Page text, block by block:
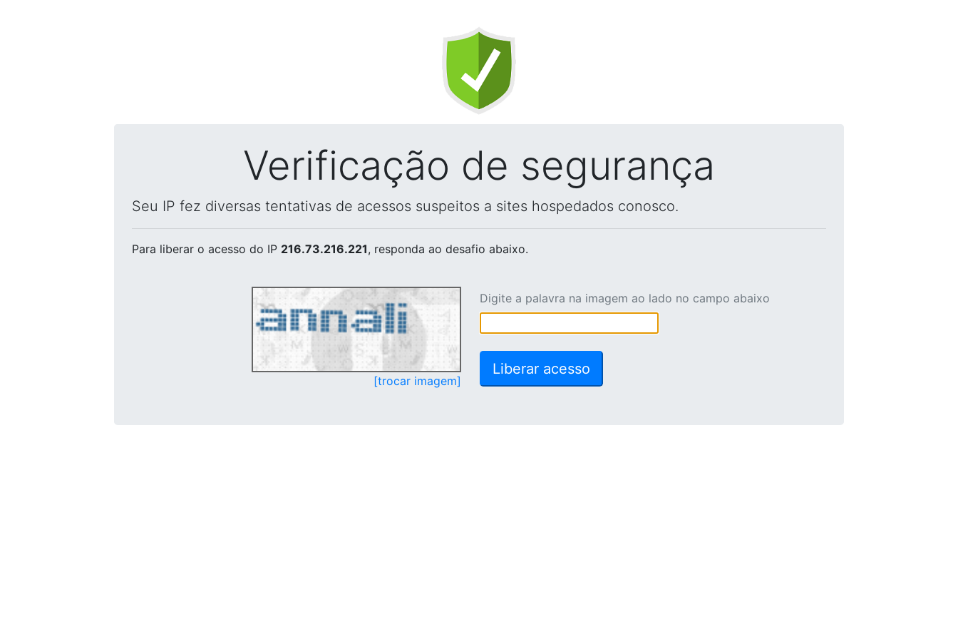
Verificação de segurança
Seu IP fez diversas tentativas de acessos suspeitos a sites hospedados conosco.
Para liberar o acesso do IP 216.73.216.221, responda ao desafio abaixo.
[trocar imagem]
Digite a palavra na imagem ao lado no campo abaixo